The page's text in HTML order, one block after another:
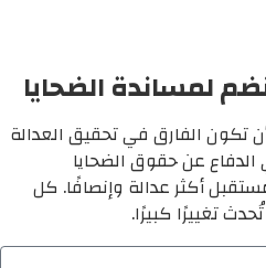
لمساندة الضحايا
تكون الفارق في تحقيق العدالة
عن حقوق الضحايا
أكثر عدالة وإنصافًا. كل
تغييرًا كبيرًا.